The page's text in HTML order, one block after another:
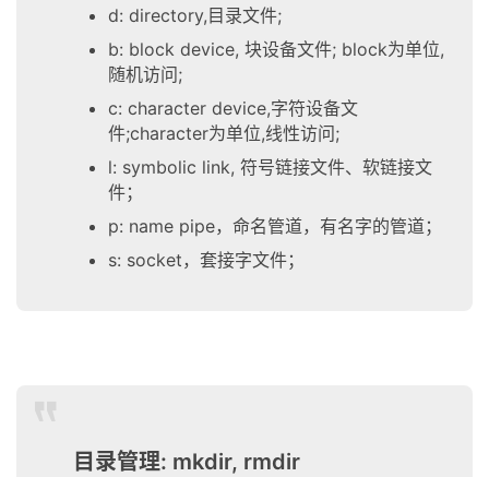
d: directory,目录文件;
b: block device, 块设备文件; block为单位,
随机访问;
c: character device,字符设备文
件;character为单位,线性访问;
l: symbolic link, 符号链接文件、软链接文
件；
p: name pipe，命名管道，有名字的管道；
s: socket，套接字文件；
目录管理: mkdir, rmdir